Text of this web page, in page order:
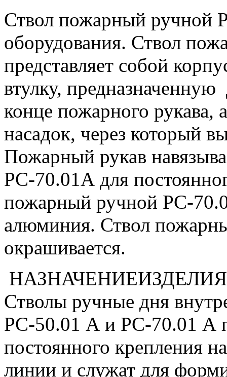
Ствол пожарный ручной
оборудования. Ствол
представляет собой
втулку,
конце пожарного рукава,
насадок, через который
Пожарный рукав
РС-70.01А для
пожарный ручной РС-
алюминия. Ствол
окрашивается.
НАЗНАЧЕНИЕИЗДЕЛИЯ
Стволы ручные дня
РС-50.01 А и РС-70.01 А
постоянного крепления
линии и служат для